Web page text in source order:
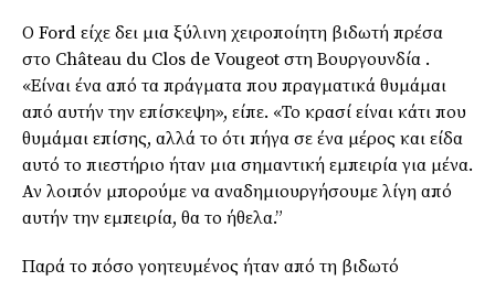
Ο Ford είχε δει μια ξύλινη χειροποίητη βιδωτή πρέσα
στο Château du Clos de Vougeot στη Βουργουνδία .
«Είναι ένα από τα πράγματα που πραγματικά θυμάμαι
από αυτήν την επίσκεψη», είπε. «Το κρασί είναι κάτι που
θυμάμαι επίσης, αλλά το ότι πήγα σε ένα μέρος και είδα
αυτό το πιεστήριο ήταν μια σημαντική εμπειρία για μένα.
Αν λοιπόν μπορούμε να αναδημιουργήσουμε λίγη από
αυτήν την εμπειρία, θα το ήθελα.”
Παρά το πόσο γοητευμένος ήταν από τη βιδωτό